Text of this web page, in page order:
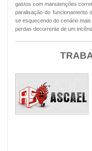
gastos com manutenções
paralisação do funcionamento
se esquecendo do cenário
perdas decorrente de um